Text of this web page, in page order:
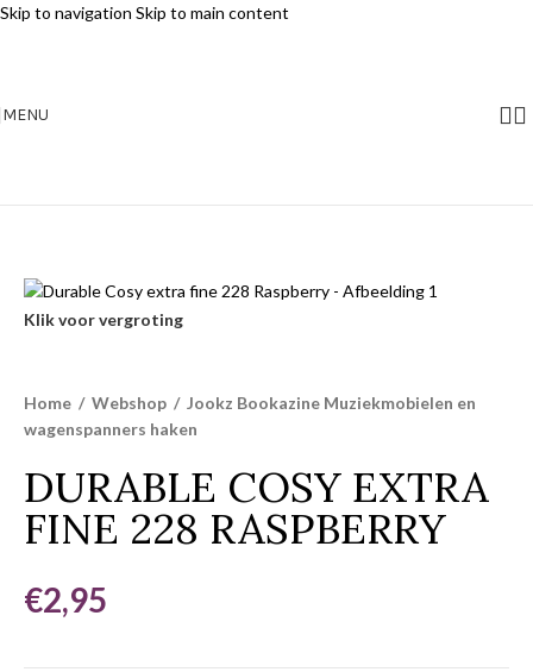
Skip to navigation Skip to main content
MENU
Klik voor vergroting
Home / Webshop / Jookz Bookazine Muziekmobielen en
wagenspanners haken
DURABLE COSY EXTRA
FINE 228 RASPBERRY
€2,95